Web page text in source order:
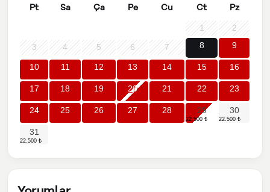
Pt Sa Ça Pe Cu Ct Pz
1
2
3
4 5 6 7 8 9
10 11 12 13 14 15 16
17 18 19 20 21 22 23
24 25 26 27 28 29 30
31